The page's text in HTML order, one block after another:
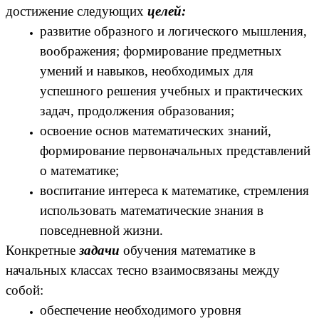
достижение следующих целей:
развитие образного и логического мышления,
воображения; формирование предметных
умений и навыков, необходимых для
успешного решения учебных и практических
задач, продолжения образования;
освоение основ математических знаний,
формирование первоначальных представлений
о математике;
воспитание интереса к математике, стремления
использовать математические знания в
повседневной жизни.
Конкретныезадачи обучения математике в
начальных классах тесно взаимосвязаны между
собой:
обеспечение необходимого уровня